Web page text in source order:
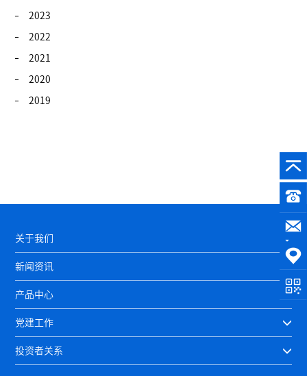
2023
2022
2021
2020
2019
关于我们
新闻资讯
产品中心
党建工作
投资者关系